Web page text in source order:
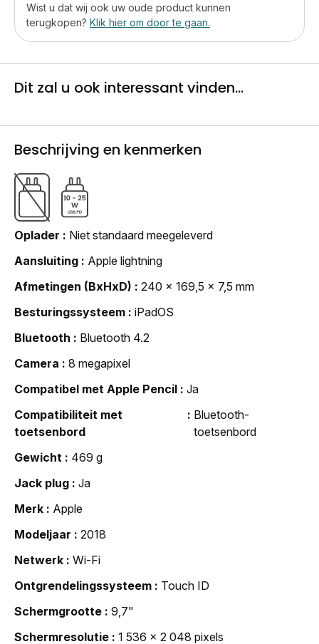
Wist u dat wij ook uw oude product kunnen
terugkopen? Klik hier om door te gaan.
Dit zal u ook interessant vinden...
Beschrijving en kenmerken
Oplader
Niet standaard meegeleverd
Aansluiting
Apple lightning
Afmetingen (BxHxD)
240 x 169,5 x 7,5 mm
Besturingssysteem
iPadOS
Bluetooth
Bluetooth 4.2
Camera
8 megapixel
Compatibel met Apple Pencil
Ja
Compatibiliteit met
toetsenbord
Bluetooth-
toetsenbord
Gewicht
469 g
Jack plug
Ja
Merk
Apple
Modeljaar
2018
Netwerk
Wi-Fi
Ontgrendelingssysteem
Touch ID
Schermgrootte
9,7"
Schermresolutie
1 536 x 2 048 pixels